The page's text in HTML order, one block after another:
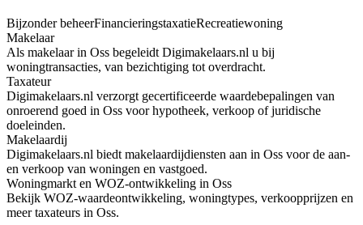
Bijzonder beheerFinancieringstaxatieRecreatiewoning
Makelaar
Als makelaar in Oss begeleidt Digimakelaars.nl u bij
woningtransacties, van bezichtiging tot overdracht.
Taxateur
Digimakelaars.nl verzorgt gecertificeerde waardebepalingen van
onroerend goed in Oss voor hypotheek, verkoop of juridische
doeleinden.
Makelaardij
Digimakelaars.nl biedt makelaardijdiensten aan in Oss voor de aan-
en verkoop van woningen en vastgoed.
Woningmarkt en WOZ-ontwikkeling in Oss
Bekijk WOZ-waardeontwikkeling, woningtypes, verkoopprijzen en
meer taxateurs in Oss.